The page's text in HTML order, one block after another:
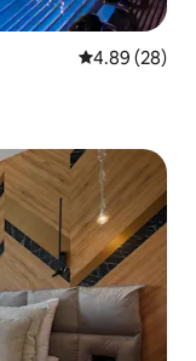
Calificación
4.89 (28)